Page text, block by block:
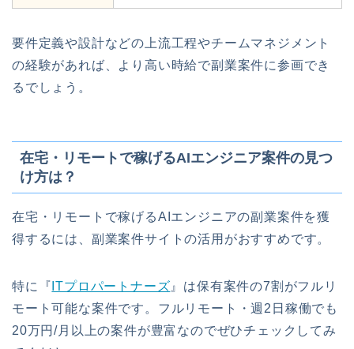
要件定義や設計などの上流工程やチームマネジメント
の経験があれば、より高い時給で副業案件に参画でき
るでしょう。
在宅・リモートで稼げるAIエンジニア案件の見つ
け方は？
在宅・リモートで稼げるAIエンジニアの副業案件を獲
得するには、副業案件サイトの活用がおすすめです。
特に『 ITプロパートナーズ』は保有案件の7割がフルリ
モート可能な案件です。フルリモート・週2日稼働でも
20万円/月以上の案件が豊富なのでぜひチェックしてみ